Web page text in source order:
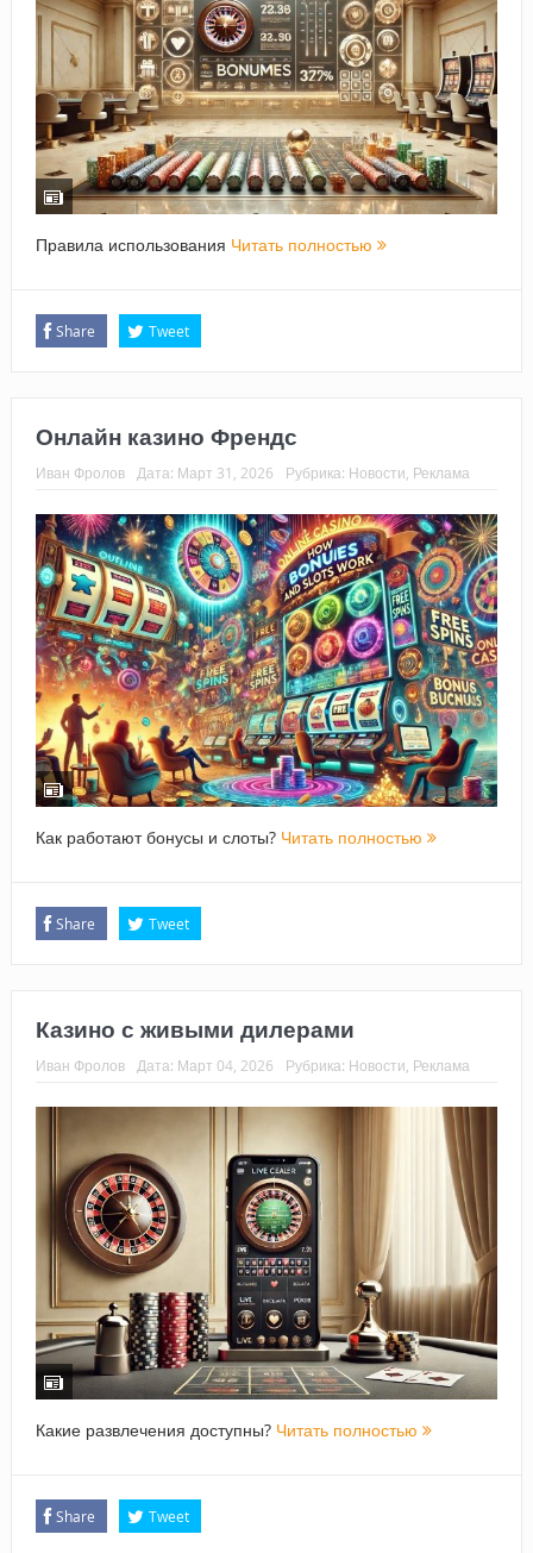
Правила использования Читать полностью
Share Tweet
Онлайн казино Френдс
Иван Фролов Дата: Март 31, 2026 Рубрика: Новости Реклама
Как работают бонусы и слоты? Читать полностью
Share Tweet
Казино с живыми дилерами
Иван Фролов Дата: Март 04, 2026 Рубрика: Новости, Реклама
Какие развлечения доступны? Читать полностью
Share Tweet